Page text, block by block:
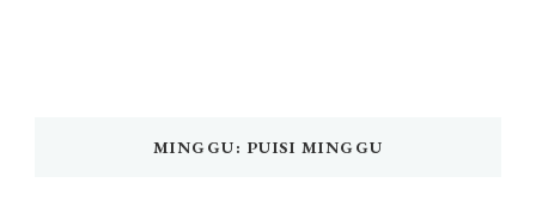
MINGGU: PUISI MINGGU